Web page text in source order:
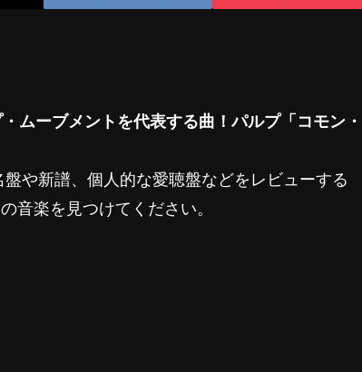
ムーブメントを代表する曲！パルプ「コモン・
や新譜、個人的な愛聴盤などをレビューする
音楽を見つけてください。